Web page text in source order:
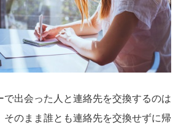
で出会った人と連絡先を交換するのは
そのまま誰とも連絡先を交換せずに帰